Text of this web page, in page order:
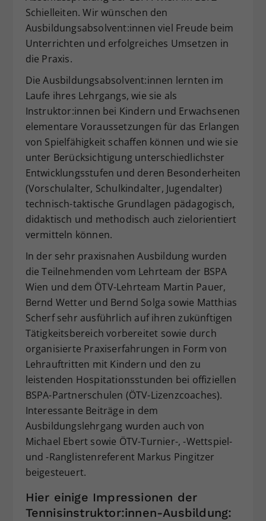
Schielleiten. Wir wünschen den
Ausbildungsabsolvent:innen viel Freude beim
Unterrichten und erfolgreiches Umsetzen in
die Praxis.
Die Ausbildungsabsolvent:innen lernten im
Laufe ihres Lehrgangs, wie sie als
Instruktor:innen bei Kindern und Erwachsenen
elementare Voraussetzungen für das Erlangen
von Spielfähigkeit schaffen können und wie sie
unter Berücksichtigung unterschiedlichster
Entwicklungsstufen und deren Besonderheiten
(Vorschulalter, Schulkindalter, Jugendalter)
technisch-taktische Grundlagen pädagogisch,
didaktisch und methodisch auch zielorientiert
vermitteln können.
In der sehr praxisnahen Ausbildung wurden
die Teilnehmenden vom Lehrteam der BSPA
Wien und dem ÖTV-Lehrteam Martin Pauer,
Bernd Wetter und Bernd Solga sowie Matthias
Scherf sehr ausführlich auf ihren zukünftigen
Tätigkeitsbereich vorbereitet sowie durch
organisierte Praxiserfahrungen in Form von
Lehrauftritten mit Kindern und den zu
leistenden Hospitationsstunden bei offiziellen
BSPA-Partnerschulen (ÖTV-Lizenzcoaches).
Interessante Beiträge in dem
Ausbildungslehrgang wurden auch von
Michael Ebert sowie ÖTV-Turnier-, -Wettspiel-
und -Ranglistenreferent Markus Pingitzer
beigesteuert.
Hier einige Impressionen der
Tennisinstruktor:innen-Ausbildung:
Zweck
Dieser Wert speichert Ihre Consent-
Einstellungen. Unter anderem eine
zufällig generierte ID, für die
Webseiten-Betreiber dies eingestellt
hat.